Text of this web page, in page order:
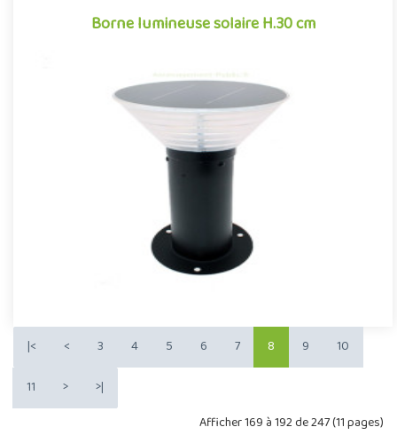
Borne lumineuse solaire H.30 cm
Borne lumineuse solaire H.30 cm
Petite borne lumineuse de faible hauteur pour aménagements
extérieurs. Borne à LED solaire de 30 cm de haut, produisant un
fl..
Offre partenaire
|< < 3 4 5 6 7 8 9
10
11
>
>|
Afficher 169 à 192 de 247 (11 pages)